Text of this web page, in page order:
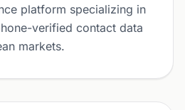
platform specializing in
verified contact data
markets.